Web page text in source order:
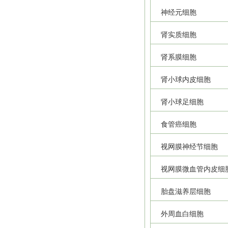
神经元细胞
肾实质细胞
肾系膜细胞
肾小球内皮细胞
肾小球足细胞
食管癌细胞
视网膜神经节细胞
视网膜微血管内皮细
胎盘滋养层细胞
外周血白细胞